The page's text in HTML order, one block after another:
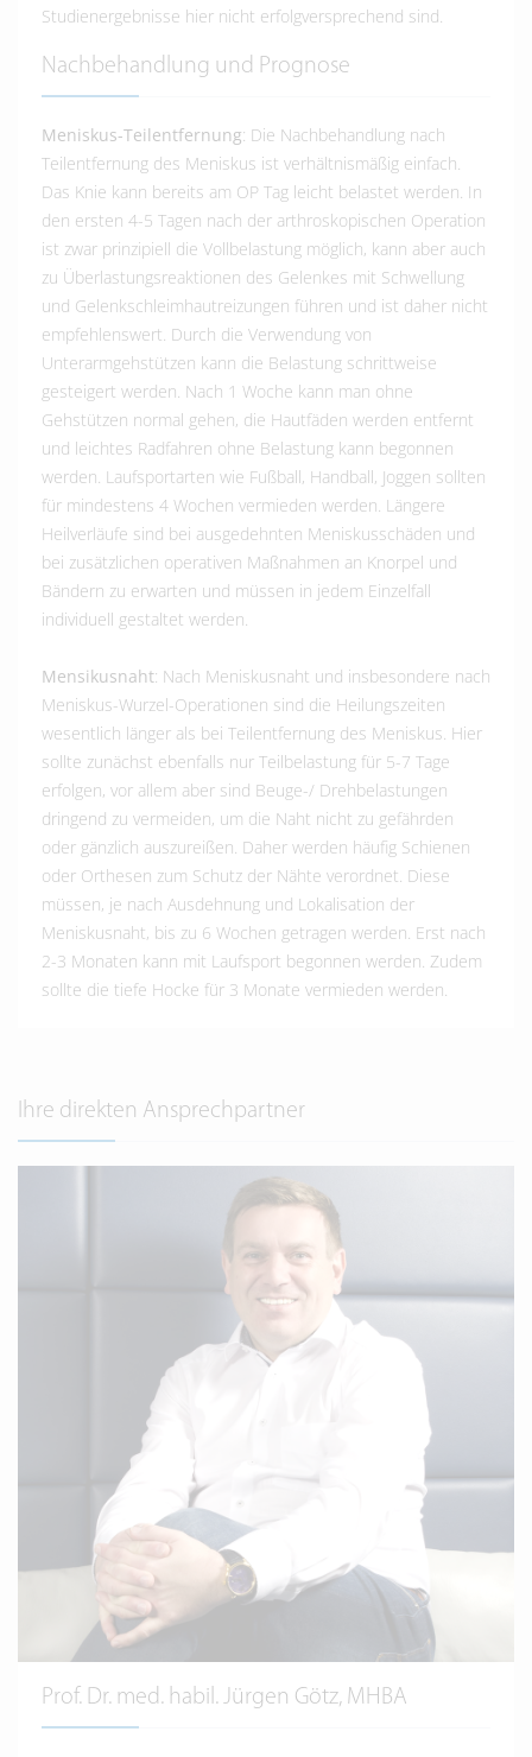
Studienergebnisse hier nicht erfolgversprechend sind.
Nachbehandlung und Prognose
Meniskus-Teilentfernung: Die Nachbehandlung nach
Teilentfernung des Meniskus ist verhältnismäßig einfach.
Das Knie kann bereits am OP Tag leicht belastet werden. In
den ersten 4-5 Tagen nach der arthroskopischen Operation
ist zwar prinzipiell die Vollbelastung möglich, kann aber auch
zu Überlastungsreaktionen des Gelenkes mit Schwellung
und Gelenkschleimhautreizungen führen und ist daher nicht
empfehlenswert. Durch die Verwendung von
Unterarmgehstützen kann die Belastung schrittweise
gesteigert werden. Nach 1 Woche kann man ohne
Gehstützen normal gehen, die Hautfäden werden entfernt
und leichtes Radfahren ohne Belastung kann begonnen
werden. Laufsportarten wie Fußball, Handball, Joggen sollten
für mindestens 4 Wochen vermieden werden. Längere
Heilverläufe sind bei ausgedehnten Meniskusschäden und
bei zusätzlichen operativen Maßnahmen an Knorpel und
Bändern zu erwarten und müssen in jedem Einzelfall
individuell gestaltet werden.
Mensikusnaht: Nach Meniskusnaht und insbesondere nach
Meniskus-Wurzel-Operationen sind die Heilungszeiten
wesentlich länger als bei Teilentfernung des Meniskus. Hier
sollte zunächst ebenfalls nur Teilbelastung für 5-7 Tage
erfolgen, vor allem aber sind Beuge-/ Drehbelastungen
dringend zu vermeiden, um die Naht nicht zu gefährden
oder gänzlich auszureißen. Daher werden häufig Schienen
oder Orthesen zum Schutz der Nähte verordnet. Diese
müssen, je nach Ausdehnung und Lokalisation der
Meniskusnaht, bis zu 6 Wochen getragen werden. Erst nach
2-3 Monaten kann mit Laufsport begonnen werden. Zudem
sollte die tiefe Hocke für 3 Monate vermieden werden.
Ihre direkten Ansprechpartner
Prof. Dr. med. habil. Jürgen Götz, MHBA